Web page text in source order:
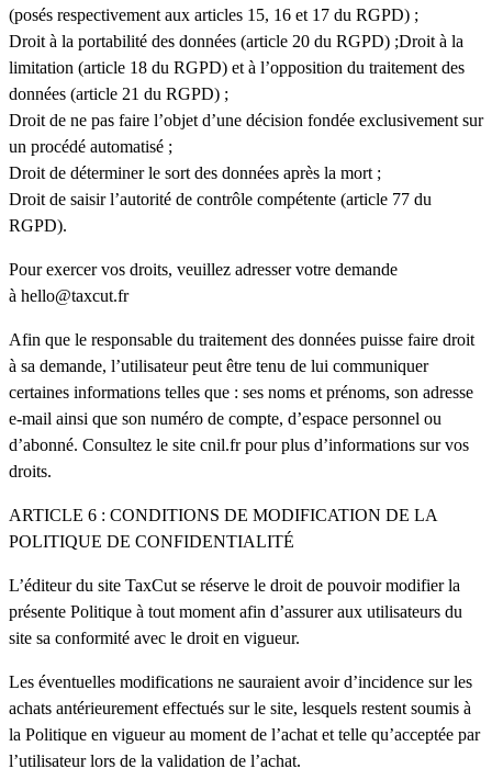
(posés respectivement aux articles 15, 16 et 17 du RGPD) ;
Droit à la portabilité des données (article 20 du RGPD) ;Droit à la
limitation (article 18 du RGPD) et à l’opposition du traitement des
données (article 21 du RGPD) ;
Droit de ne pas faire l’objet d’une décision fondée exclusivement sur
un procédé automatisé ;
Droit de déterminer le sort des données après la mort ;
Droit de saisir l’autorité de contrôle compétente (article 77 du
RGPD).
Pour exercer vos droits, veuillez adresser votre demande
à hello@taxcut.fr
Afin que le responsable du traitement des données puisse faire droit
à sa demande, l’utilisateur peut être tenu de lui communiquer
certaines informations telles que : ses noms et prénoms, son adresse
e-mail ainsi que son numéro de compte, d’espace personnel ou
d’abonné. Consultez le site cnil.fr pour plus d’informations sur vos
droits.
ARTICLE 6 : CONDITIONS DE MODIFICATION DE LA
POLITIQUE DE CONFIDENTIALITÉ
L’éditeur du site TaxCut se réserve le droit de pouvoir modifier la
présente Politique à tout moment afin d’assurer aux utilisateurs du
site sa conformité avec le droit en vigueur.
Les éventuelles modifications ne sauraient avoir d’incidence sur les
achats antérieurement effectués sur le site, lesquels restent soumis à
la Politique en vigueur au moment de l’achat et telle qu’acceptée par
l’utilisateur lors de la validation de l’achat.